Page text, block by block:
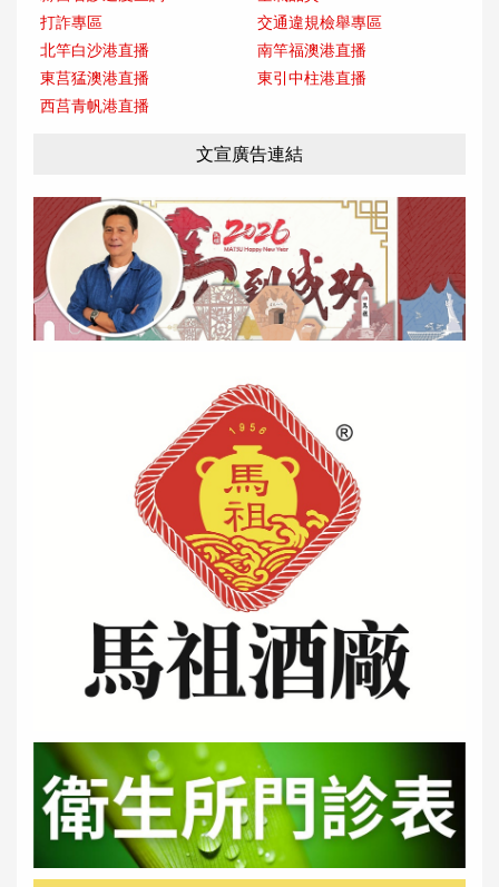
打詐專區
交通違規檢舉專區
北竿白沙港直播
南竿福澳港直播
東莒猛澳港直播
東引中柱港直播
西莒青帆港直播
文宣廣告連結